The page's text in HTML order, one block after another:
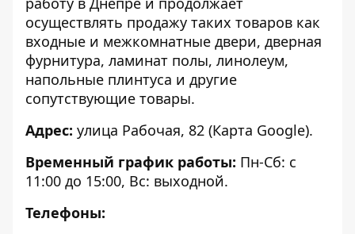
осуществлять продажу таких товаров как
входные и межкомнатные двери, дверная
фурнитура, ламинат полы, линолеум,
напольные плинтуса и другие
сопутствующие товары.
Адрес: улица Рабочая, 82 (Карта Google).
Временный график работы: Пн-Сб: с
11:00 до 15:00, Вс: выходной.
Телефоны: